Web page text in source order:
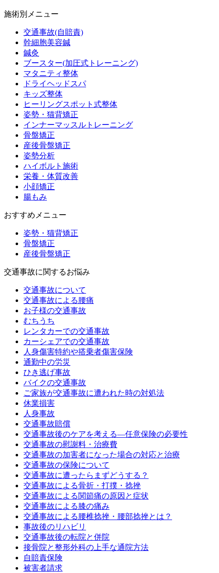
施術別メニュー
交通事故(自賠責)
幹細胞美容鍼
鍼灸
ブースター(加圧式トレーニング)
マタニティ整体
ドライヘッドスパ
キッズ整体
ヒーリングスポット式整体
姿勢・猫背矯正
インナーマッスルトレーニング
骨盤矯正
産後骨盤矯正
姿勢分析
ハイボルト施術
栄養・体質改善
小顔矯正
腸もみ
おすすめメニュー
姿勢・猫背矯正
骨盤矯正
産後骨盤矯正
交通事故に関するお悩み
交通事故について
交通事故による腰痛
お子様の交通事故
むちうち
レンタカーでの交通事故
カーシェアでの交通事故
人身傷害特約や搭乗者傷害保険
通勤中の労災
ひき逃げ事故
バイクの交通事故
ご家族が交通事故に遭われた時の対処法
休業損害
人身事故
交通事故賠償
交通事故後のケアを考える—任意保険の必要性
交通事故の慰謝料・治療費
交通事故の加害者になった場合の対応と治療
交通事故の保険について
交通事故に遭ったらまずどうする？
交通事故による骨折・打撲・捻挫
交通事故による関節痛の原因と症状
交通事故による膝の痛み
交通事故による腰椎捻挫・腰部捻挫とは？
事故後のリハビリ
交通事故後の転院と併院
接骨院と整形外科の上手な通院方法
自賠責保険
被害者請求